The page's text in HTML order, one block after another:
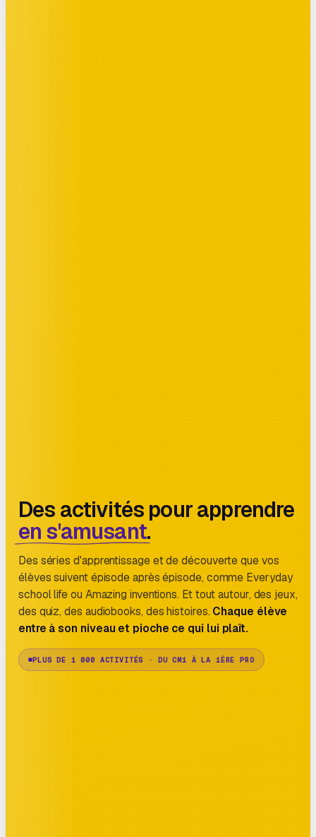
Des activités pour apprendre
en s'amusant.
Des séries d'apprentissage et de découverte que vos
élèves suivent épisode après épisode, comme Everyday
school life ou Amazing inventions. Et tout autour, des jeux,
des quiz, des audiobooks, des histoires. Chaque élève
entre à son niveau et pioche ce qui lui plaît.
PLUS DE 1 000 ACTIVITÉS · DU CM1 À LA 1ÈRE PRO